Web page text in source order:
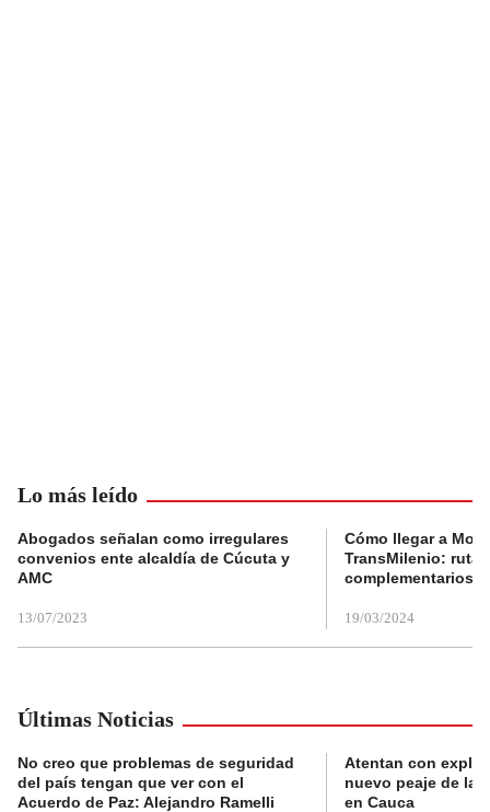
Lo más leído
Abogados señalan como irregulares
convenios ente alcaldía de Cúcuta y
AMC
13/07/2023
Cómo llegar a
TransMilenio:
complementarios
19/03/2024
Últimas Noticias
No creo que problemas de seguridad
del país tengan que ver con el
Acuerdo de Paz: Alejandro Ramelli
Atentan con
nuevo peaje de la
en Cauca